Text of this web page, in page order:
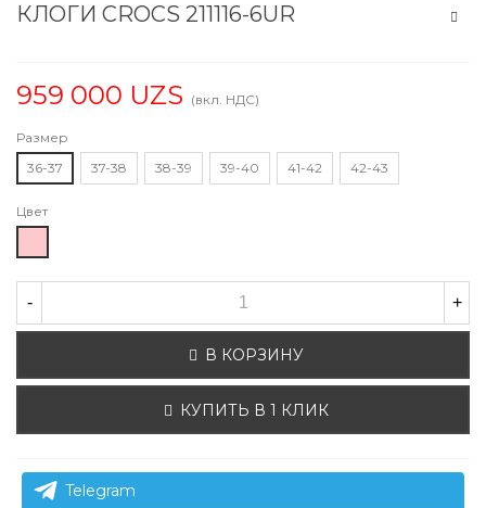
КЛОГИ CROCS 211116-6UR
959 000 UZS (вкл. НДС)
Размер
36-37
37-38 38-39 39-40 41-42 42-43
Цвет
- +
В КОРЗИНУ
КУПИТЬ В 1 КЛИК
Telegram